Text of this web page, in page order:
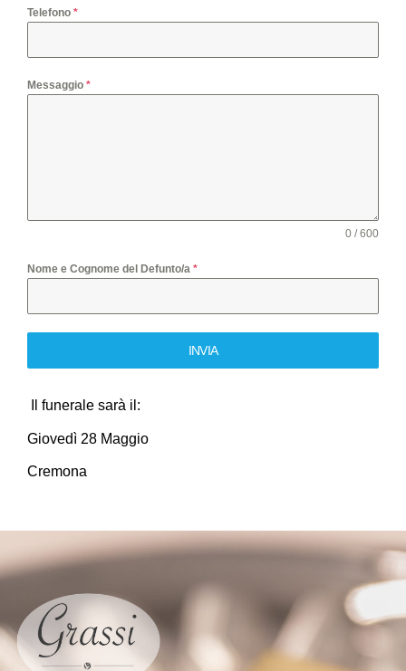
Telefono *
Messaggio *
0 / 600
Nome e Cognome del Defunto/a *
INVIA
Il funerale sarà il:
Giovedì 28 Maggio
Cremona